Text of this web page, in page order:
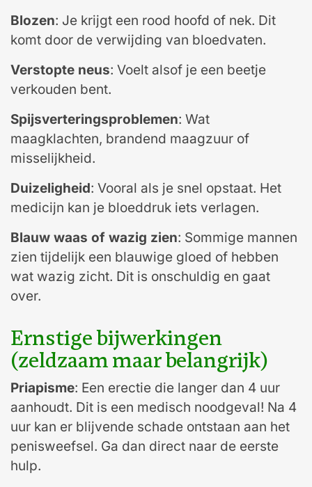
Blozen: Je krijgt een rood hoofd of nek. Dit
komt door de verwijding van bloedvaten.
Verstopte neus: Voelt alsof je een beetje
verkouden bent.
Spijsverteringsproblemen: Wat
maagklachten, brandend maagzuur of
misselijkheid.
Duizeligheid: Vooral als je snel opstaat. Het
medicijn kan je bloeddruk iets verlagen.
Blauw waas of wazig zien: Sommige mannen
zien tijdelijk een blauwige gloed of hebben
wat wazig zicht. Dit is onschuldig en gaat
over.
Ernstige bijwerkingen
(zeldzaam maar belangrijk)
Priapisme: Een erectie die langer dan 4 uur
aanhoudt. Dit is een medisch noodgeval! Na 4
uur kan er blijvende schade ontstaan aan het
penisweefsel. Ga dan direct naar de eerste
hulp.